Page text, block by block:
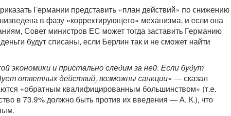
Германии представить «план действий» по снижению
в фазу «корректирующего» механизма, и если она
Совет министров ЕС может тогда заставить Германию
будут списаны, если Берлин так и не сможет найти
экономики и пристально следим за ней. Если будут
ответных действий, возможны санкции» — сказал
«обратным квалифицированным большинством» (т.е.
в 73.9% должно быть против их введения — А. К.), что